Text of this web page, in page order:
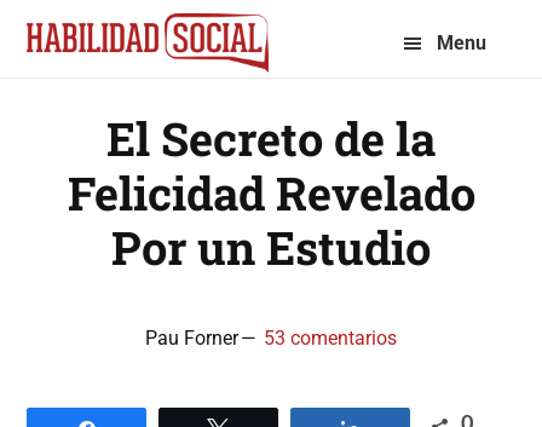
Saltar
navegación
Saltar
Menu
El Secreto de la
Felicidad Revelado
Por un Estudio
Pau Forner 53 comentarios